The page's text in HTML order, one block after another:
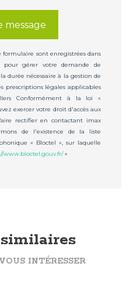
message
formulaire sont enregistrées dans
gérer votre demande de
durée nécessaire à la gestion de
prescriptions légales applicables
Conformément à la loi «
exercer votre droit d'accès aux
rectifier en contactant imax
de l'existence de la liste
« Bloctel », sur laquelle
www.bloctel.gouv.fr/»
INTÉRESSER